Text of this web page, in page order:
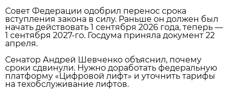
Совет Федерации одобрил перенос срока
вступления закона в силу. Раньше он должен был
начать действовать 1 сентября 2026 года, теперь —
1 сентября 2027‑го. Госдума приняла документ 22
апреля.
Сенатор Андрей Шевченко объяснил, почему
сроки сдвинули. Нужно доработать федеральную
платформу «Цифровой лифт» и уточнить тарифы
на техобслуживание лифтов.